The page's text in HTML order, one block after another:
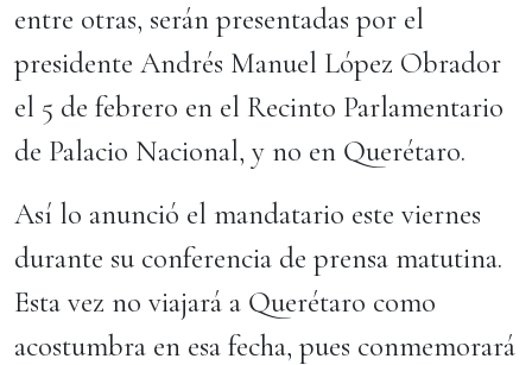
entre otras, serán presentadas por el
presidente Andrés Manuel López Obrador
el 5 de febrero en el Recinto Parlamentario
de Palacio Nacional, y no en Querétaro.
Así lo anunció el mandatario este viernes
durante su conferencia de prensa matutina.
Esta vez no viajará a Querétaro como
acostumbra en esa fecha, pues conmemorará